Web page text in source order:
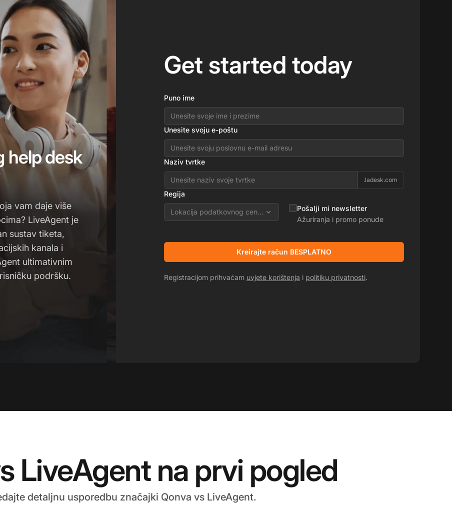
help desk
vam daje više
LiveAgent je
sustav tiketa,
kanala i
ultimativnim
podršku.
Get started today
Puno ime
Unesite svoju e-poštu
Naziv tvrtke
.ladesk.com
Regija
Lokacija podatkovnog centra
Pošalji mi newsletter
Ažuriranja i promo ponude
Kreirajte račun BESPLATNO
Registracijom prihvaćam uvjete korištenja i politiku privatnosti.
LiveAgent na prvi pogled
detaljnu usporedbu značajki Qonva vs LiveAgent.